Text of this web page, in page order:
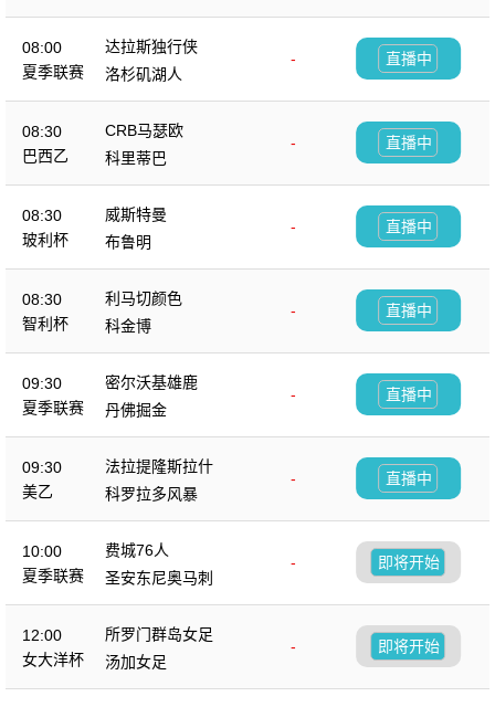
08:00
夏季联赛
达拉斯独行侠
-
洛杉矶湖人
直播中
08:30
巴西乙
CRB马瑟欧
-
科里蒂巴
直播中
08:30
玻利杯
威斯特曼
-
布鲁明
直播中
08:30
智利杯
利马切颜色
-
科金博
直播中
09:30
夏季联赛
密尔沃基雄鹿
-
丹佛掘金
直播中
09:30
美乙
法拉提隆斯拉什
-
科罗拉多风暴
直播中
10:00
夏季联赛
费城76人
-
圣安东尼奥马刺
即将开始
12:00
女大洋杯
所罗门群岛女足
-
汤加女足
即将开始